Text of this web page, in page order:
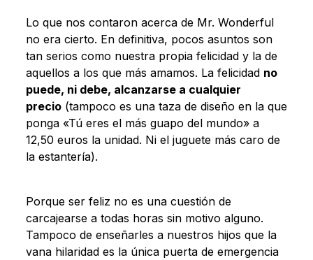
Lo que nos contaron acerca de Mr. Wonderful
no era cierto. En definitiva, pocos asuntos son
tan serios como nuestra propia felicidad y la de
aquellos a los que más amamos. La felicidad no
puede, ni debe, alcanzarse a cualquier
precio(tampoco es una taza de diseño en la que
ponga «Tú eres el más guapo del mundo» a
12,50 euros la unidad. Ni el juguete más caro de
la estantería).
Porque ser feliz no es una cuestión de
carcajearse a todas horas sin motivo alguno.
Tampoco de enseñarles a nuestros hijos que la
vana hilaridad es la única puerta de emergencia